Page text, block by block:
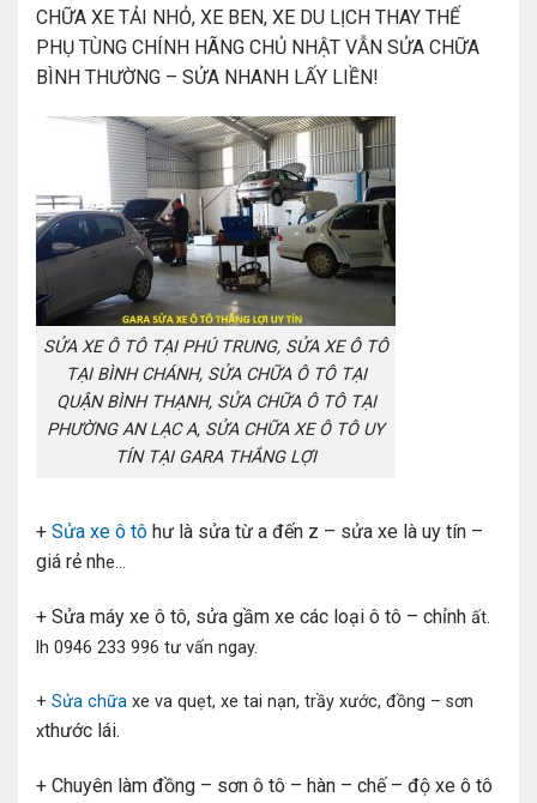
CHỮA XE TẢI NHỎ, XE BEN, XE DU LỊCH THAY THẾ
PHỤ TÙNG CHÍNH HÃNG CHỦ NHẬT VẪN SỬA CHỮA
BÌNH THƯỜNG – SỬA NHANH LẤY LIỀN!
SỬA XE Ô TÔ TẠI PHÚ TRUNG, SỬA XE Ô TÔ
TẠI BÌNH CHÁNH, SỬA CHỮA Ô TÔ TẠI
QUẬN BÌNH THẠNH, SỬA CHỮA Ô TÔ TẠI
PHƯỜNG AN LẠC A, SỬA CHỮA XE Ô TÔ UY
TÍN TẠI GARA THẮNG LỢI
+ Sửa xe ô tô hư là sửa từ a đến z – sửa xe là uy tín –
giá rẻ nhe…
+ Sửa máy xe ô tô, sửa gầm xe các loại ô tô – chỉnh ất.
lh 0946 233 996 tư vấn ngay.
+ Sửa chữa xe va quẹt, xe tai nạn, trầy xước, đồng – sơn
xthước lái.
+ Chuyên làm đồng – sơn ô tô – hàn – chế – độ xe ô tô